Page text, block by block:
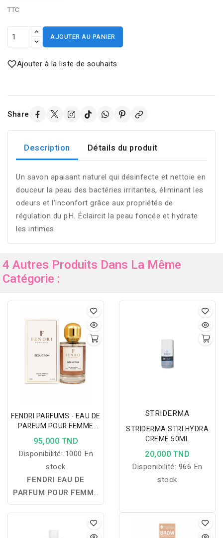
TTC
AJOUTER AU PANIER
Ajouter à la liste de souhaits
Share
Description Détails du produit
Un savon apaisant naturel qui désinfecte et nettoie en
douceur la peau des bactéries irritantes, éliminant les
odeurs et l’inconfort grâce aux propriétés de
régulation du pH. Éclaircit la peau foncée et hydrate
les intimes.
4 Autres Produits Dans La Même
Catégorie :
FENDRI PARFUMS - EAU DE
PARFUM POUR FEMME
SÉDUCTION 100 ML
95,000 TND
Disponibilité: 1000 En
stock
FENDRI EAU DE
PARFUM POUR FEMME
SÉDUCTION 100 MLest
une fragrance élégante et
captivante offrant une
STRIDERMA
STRIDERMA STRI HYDRA
CREME 50ML
20,000 TND
Disponibilité: 966 En
stock